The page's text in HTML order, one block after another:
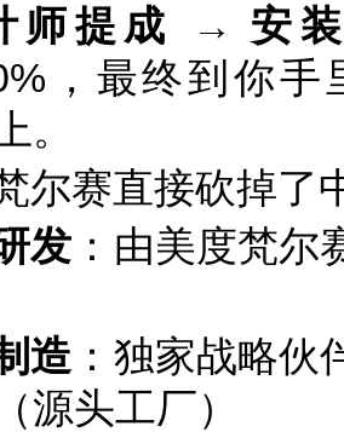
师提成 → 安
，最终到你
。
尔赛直接砍掉了
发 ：由美度梵
造 ：独家战略
源头工厂）